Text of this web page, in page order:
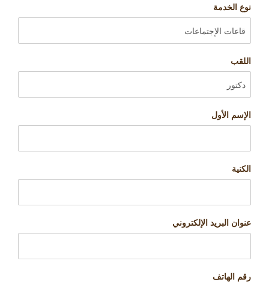
نوع الخدمة
اللقب
الإسم الأول
الكنية
عنوان البريد الإلكتروني
رقم الهاتف